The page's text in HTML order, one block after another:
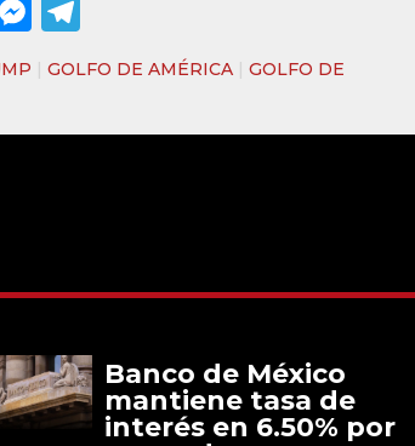
Messenger
|GOLFO DE AMÉRICA |GOLFO DE
Banco de México
mantiene tasa de
interés en 6.50% por